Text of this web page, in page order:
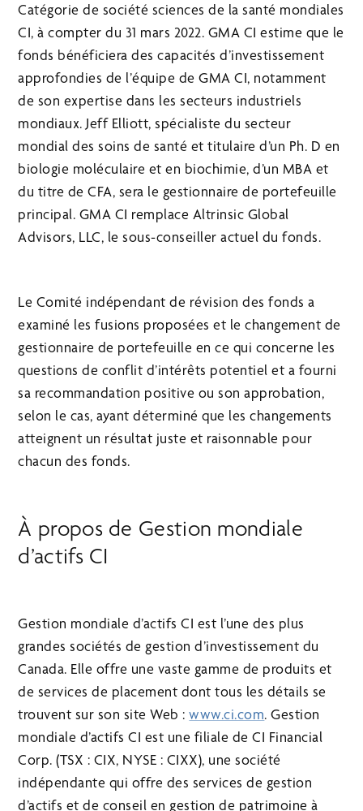
Catégorie de société sciences de la santé mondiales
CI, à compter du 31 mars 2022. GMA CI estime que le
fonds bénéficiera des capacités d’investissement
approfondies de l’équipe de GMA CI, notamment
de son expertise dans les secteurs industriels
mondiaux. Jeff Elliott, spécialiste du secteur
mondial des soins de santé et titulaire d’un Ph. D en
biologie moléculaire et en biochimie, d’un MBA et
du titre de CFA, sera le gestionnaire de portefeuille
principal. GMA CI remplace Altrinsic Global
Advisors, LLC, le sous-conseiller actuel du fonds.
Le Comité indépendant de révision des fonds a
examiné les fusions proposées et le changement de
gestionnaire de portefeuille en ce qui concerne les
questions de conflit d’intérêts potentiel et a fourni
sa recommandation positive ou son approbation,
selon le cas, ayant déterminé que les changements
atteignent un résultat juste et raisonnable pour
chacun des fonds.
À propos de Gestion mondiale
d’actifs CI
Gestion mondiale d’actifs CI est l’une des plus
grandes sociétés de gestion d’investissement du
Canada. Elle offre une vaste gamme de produits et
de services de placement dont tous les détails se
trouvent sur son site Web :www.ci.com. Gestion
mondiale d’actifs CI est une filiale de CI Financial
Corp. (TSX : CIX, NYSE : CIXX), une société
indépendante qui offre des services de gestion
d’actifs et de conseil en gestion de patrimoine à